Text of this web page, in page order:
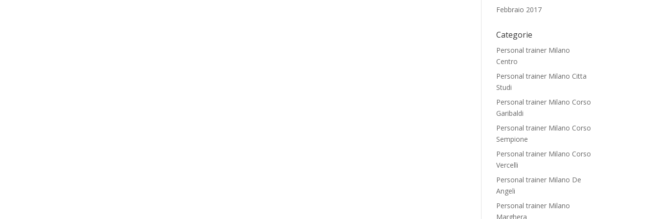
Febbraio 2017
Categorie
Personal trainer Milano
Centro
Personal trainer Milano Citta
Studi
Personal trainer Milano Corso
Garibaldi
Personal trainer Milano Corso
Sempione
Personal trainer Milano Corso
Vercelli
Personal trainer Milano De
Angeli
Personal trainer Milano
Marghera